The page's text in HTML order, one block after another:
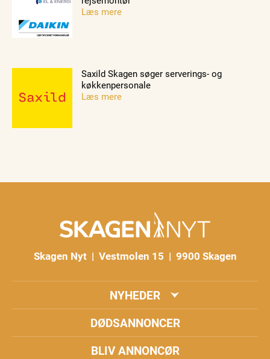
Læs mere
Saxild Skagen søger serverings- og
køkkenpersonale
Læs mere
Skagen Nyt | Vestmolen 15 | 9900 Skagen
NYHEDER
DØDSANNONCER
BLIV ANNONCØR